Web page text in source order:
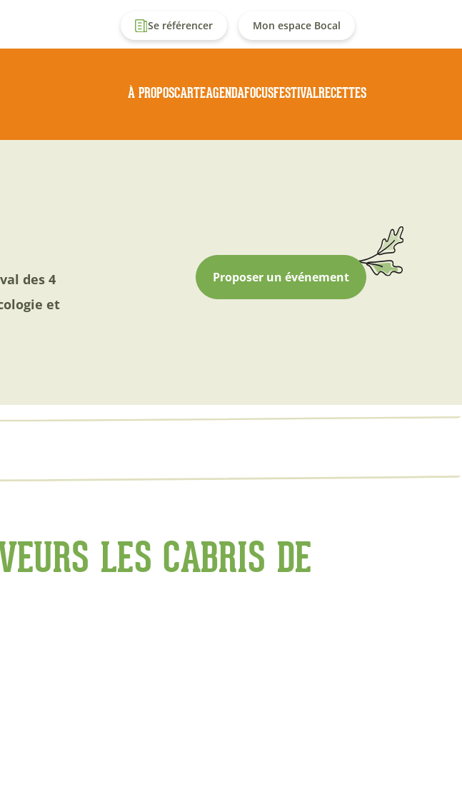
Menu
du
Se référencer Mon espace Bocal
Navigation
principale
À PROPOSCARTEAGENDAFOCUSFESTIVALRECETTES
des 4
et
Proposer un événement
LES CABRIS DE